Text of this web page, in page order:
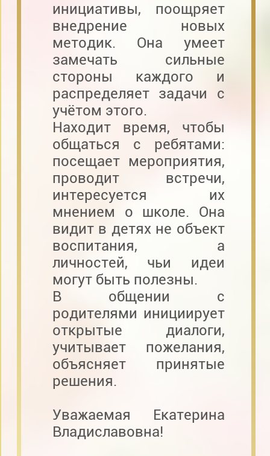
инициативы, поощряет
внедрение новых
методик. Она умеет
замечать сильные
стороны каждого и
распределяет задачи с
учётом этого.
Находит время, чтобы
общаться с ребятами:
посещает мероприятия,
проводит встречи,
интересуется их
мнением о школе. Она
видит в детях не объект
воспитания, а
личностей, чьи идеи
могут быть полезны.
В общении с
родителями инициирует
открытые диалоги,
учитывает пожелания,
объясняет принятые
решения.
Уважаемая Екатерина
Владиславовна!